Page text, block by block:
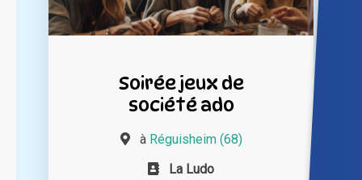
Soirée jeux de
société ado
à Réguisheim (68)
La Ludo